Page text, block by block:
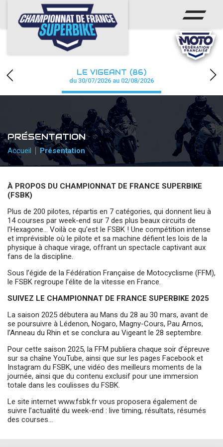
ACCUEIL
CHAMPIONNAT
CALENDRIER
PHOTOS / WEB TV
PARTENAIRES
PRESSE
accéder à la billetterie
LE VIGEANT (86)
du 30/07/2026 au 02/08/2026
PRÉSENTATION
Accueil Présentation
À PROPOS DU CHAMPIONNAT DE FRANCE SUPERBIKE
(FSBK)
Plus de 200 pilotes, répartis en 7 catégories, qui donnent lieu à
14 courses par week-end sur 7 des plus beaux circuits de
l’Hexagone… Voilà ce qu’est le FSBK ! Une compétition intense
et imprévisible où le pilote et sa machine défient les lois de la
physique à chaque virage, offrant un spectacle captivant aux
fans de la discipline.
Sous l’égide de la Fédération Française de Motocyclisme (FFM),
le FSBK regroupe l’élite de la vitesse en France.
SUIVEZ LE CHAMPIONNAT DE FRANCE SUPERBIKE 2025
La saison 2025 débutera au Mans du 28 au 30 mars, avant de
se poursuivre à Lédenon, Nogaro, Magny-Cours, Pau Arnos,
l’Anneau du Rhin et se conclura au Vigeant le 28 septembre.
Pour cette saison 2025, la FFM publiera chaque soir d’épreuve
sur sa chaîne YouTube, ainsi que sur les pages Facebook et
Instagram du FSBK, une vidéo des meilleurs moments de la
journée, ainsi que du contenu exclusif pour une immersion
totale dans les coulisses du FSBK.
Le site internet www.fsbk.fr vous proposera également de
suivre l’actualité du week-end : live timing, résultats, résumés
des courses…